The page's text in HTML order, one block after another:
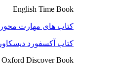
English Time Book
کتاب های مهارت محور
کتاب آکسفورد دیسکاور
Oxford Discover Book